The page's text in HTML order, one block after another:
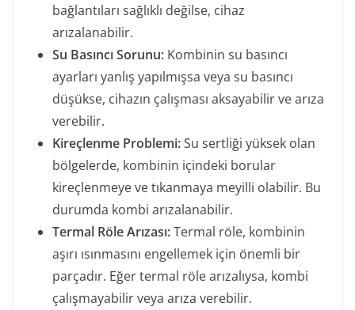
bağlantıları sağlıklı değilse, cihaz
arızalanabilir.
Su Basıncı Sorunu: Kombinin su basıncı
ayarları yanlış yapılmışsa veya su basıncı
düşükse, cihazın çalışması aksayabilir ve arıza
verebilir.
Kireçlenme Problemi:Su sertliği yüksek olan
bölgelerde, kombinin içindeki borular
kireçlenmeye ve tıkanmaya meyilli olabilir. Bu
durumda kombi arızalanabilir.
Termal Röle Arızası:Termal röle, kombinin
aşırı ısınmasını engellemek için önemli bir
parçadır. Eğer termal röle arızalıysa, kombi
çalışmayabilir veya arıza verebilir.